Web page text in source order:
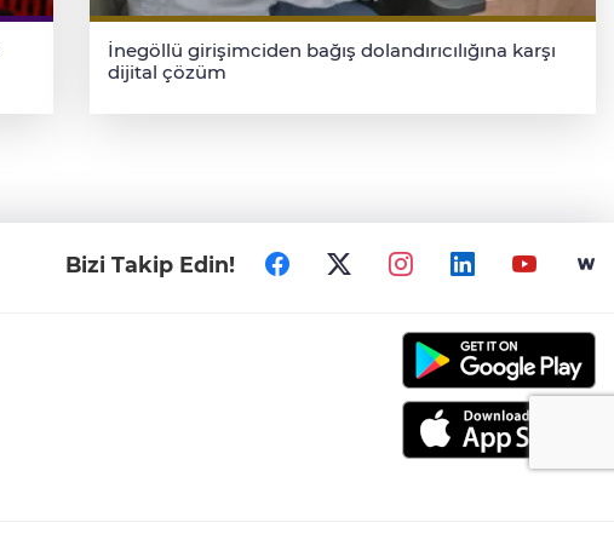
İnegöllü girişimciden bağış dolandırıcılığına karşı
dijital çözüm
Bizi Takip Edin!